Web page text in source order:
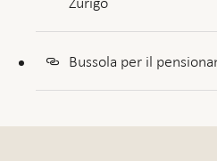
Bussola per il